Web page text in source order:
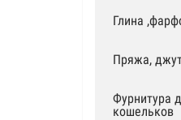
Глина
Пряжа,
Фурнитура
кошельков